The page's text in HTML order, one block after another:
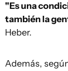
"Es una
también la
Heber.
Además,